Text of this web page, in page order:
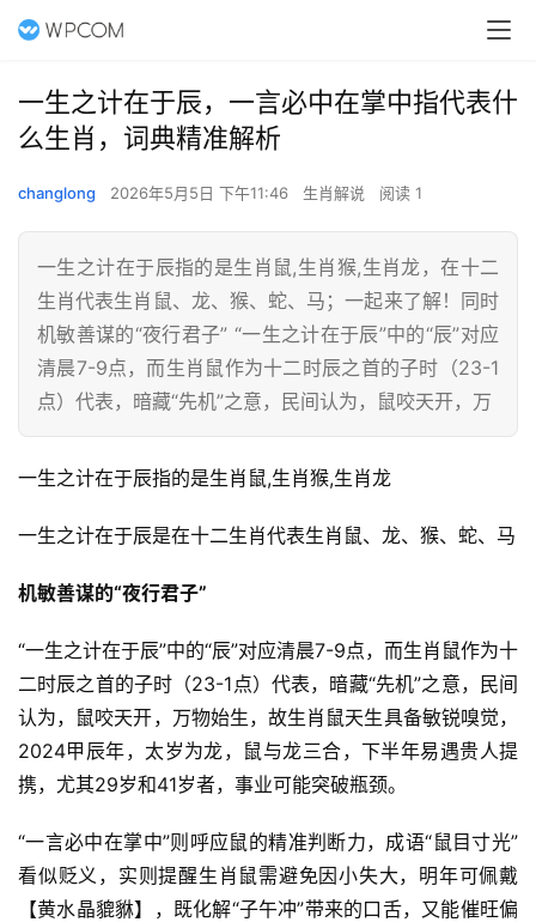
一生之计在于辰，一言必中在掌中指代表什
么生肖，词典精准解析
changlong 2026年5月5日 下午11:46 生肖解说 阅读 1
一生之计在于辰指的是生肖鼠,生肖猴,生肖龙，在十二
生肖代表生肖鼠、龙、猴、蛇、马；一起来了解！同时
机敏善谋的“夜行君子” “一生之计在于辰”中的“辰”对应
清晨7-9点，而生肖鼠作为十二时辰之首的子时（23-1
点）代表，暗藏“先机”之意，民间认为，鼠咬天开，万
一生之计在于辰指的是生肖鼠,生肖猴,生肖龙
一生之计在于辰是在十二生肖代表生肖鼠、龙、猴、蛇、马
机敏善谋的“夜行君子”
“一生之计在于辰”中的“辰”对应清晨7-9点，而生肖鼠作为十
二时辰之首的子时（23-1点）代表，暗藏“先机”之意，民间
认为，鼠咬天开，万物始生，故生肖鼠天生具备敏锐嗅觉，
2024甲辰年，太岁为龙，鼠与龙三合，下半年易遇贵人提
携，尤其29岁和41岁者，事业可能突破瓶颈。
“一言必中在掌中”则呼应鼠的精准判断力，成语“鼠目寸光”
看似贬义，实则提醒生肖鼠需避免因小失大，明年可佩戴
【黄水晶貔貅】，既化解“子午冲”带来的口舌，又能催旺偏